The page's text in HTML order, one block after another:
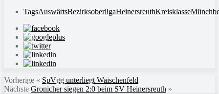
TagsAuswärtsBezirksoberligaHeinersreuthKreisklasse
Vorherige « SpVgg unterliegt Waischenfeld
Nächste Gronicher siegen 2:0 beim SV Heinersreuth »